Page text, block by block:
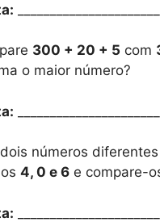
300 + 20 + 5 com
o maior número?
números
4, 0 e 6 e compare-